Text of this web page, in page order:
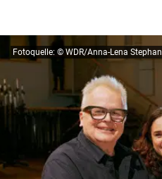
Fotoquelle: © WDR/Anna-Lena Stephan